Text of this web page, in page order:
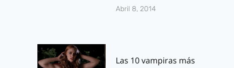
Abril 8, 2014
Las 10 vampiras más